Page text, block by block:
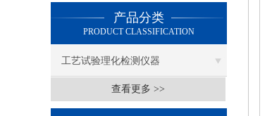
产品分类
PRODUCT CLASSIFICATION
工艺试验理化检测仪器
查看更多 >>